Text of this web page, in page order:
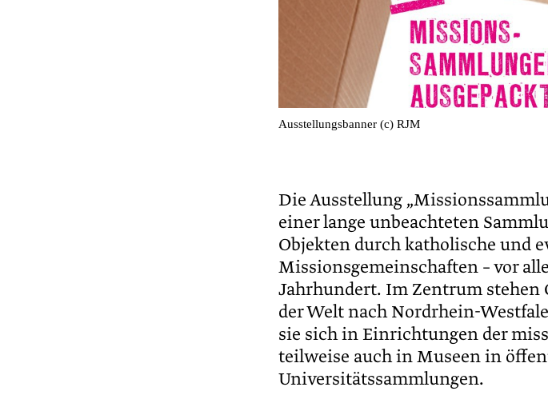
Ausstellungsbanner (c) RJM
Die Ausstellung
einer lange unbeachteten
Objekten durch katholische und
Missionsgemeinschaften – vor
Jahrhundert. Im Zentrum stehen
der Welt nach Nordrhein-
sie sich in Einrichtungen der
teilweise auch in Museen in
Universitätssammlungen.